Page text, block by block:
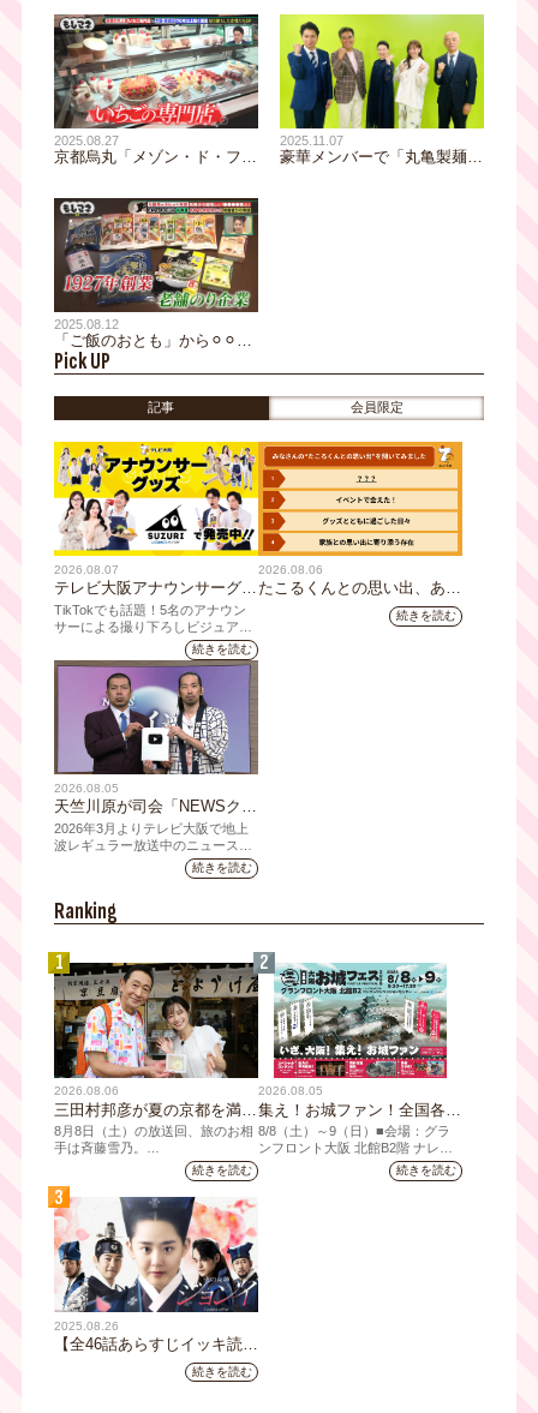
2025.08.27
京都烏丸「メゾン・ド・フル
人訪れる人気店！試練の度に
決めた覚悟とは！？
2025.11.07
豪華メンバーで「丸亀製麺」
2025.08.12
「ご飯のおとも」から⚪︎⚪︎に
方向転換で大ヒット!?大阪・
老舗のり企業「大森屋」の
「バリバリ職人」誕生秘話に
Pick UP
記事 会員限定
2026.08.07
テレビ大阪アナウンサーグッ
ズの新商品 8月8日(土)に発
売！ テーマは「個性全開」5
人それぞれの"らしさ"を詰め
込んだアイテムが登場
TikTokでも話題！5名のアナウン
サーによる撮り下ろしビジュアル
を使用した新グッズを発売続きを読む
2026.08.06
たこるくんとの思い出、あり
ますか？会員のみなさんに聞
続きを読む
2026.08.05
天竺川原が司会「NEWSクラ
イシス」チャンネル登録者数
10万人突破！テレビ大阪の番
組史上最速記録を更新
2026年3月よりテレビ大阪で地上
波レギュラー放送中のニュース番
組「NEWSクライシス」が、この
たび2026年7月12日(日)に、
人を達成しました。
続きを読む
Ranking
1
2026.08.06
三田村邦彦が夏の京都を満喫
｜太っ腹な「無限朝食」、住
宅街の隠れ家・角打ち、売り
切れ御免の夏の名物を堪能！
三田村大絶賛！暑い時こそ食
べたい絶品四川料理も
8月8日（土）の放送回、旅のお相
手は斉藤雪乃。
「おとな旅あるき旅」は毎週土曜
夕方6:30～放送。三田村邦彦が訪
れた先の土地を歩いて、地元の美
味や美酒、風景を味わい、そして
地元の人々とのふれあいの中から
感じたことを伝える“おとなのため
の”旅番組です。
今回は夏の京都へ。五感で愉し
む、雅な伝統×心潤す美味いもん
続きを読む
2
2026.08.05
集え！お城ファン！全国各地
のお城PRブースが群雄割
拠！『大阪・お城フェス
2026』、いよいよ8/8（土）
8/8（⼟）～9（日）■会場：グラ
ンフロント⼤阪 北館B2階 ナレッ
ジキャピタル コングレコンベンシ
ョンセンター ⼤⼈ 前売1,400円
続きを読む
3
2025.08.26
【全46話あらすじイッキ読
み】韓国ドラマ『火の女神
ジョンイ』｜テレビ大阪 9
続きを読む